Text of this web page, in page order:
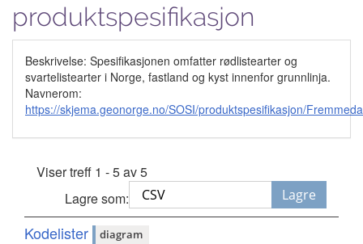
produktspesifikasjon
Beskrivelse: Spesifikasjonen omfatter rødlistearter og
svartelistearter i Norge, fastland og kyst innenfor grunnlinja.
Navnerom:
https://skjema.geonorge.no/SOSI/produktspesifikasjon/
Viser treff 1 - 5 av 5
Lagre som:
Lagre
Kodelister diagram